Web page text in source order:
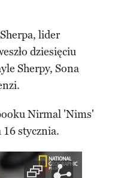
lider
dziesięciu
Sherpy, Sona
Nirmal 'Nims'
16 stycznia.